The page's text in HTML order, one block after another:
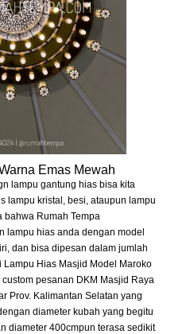
Emas Mewah
lampu gantung hias bisa kita
lampu kristal, besi, ataupun lampu
bahwa Rumah Tempa
lampu hias anda dengan model
dan bisa dipesan dalam jumlah
Hias Masjid Model Maroko
pesanan DKM Masjid Raya
Prov. Kalimantan Selatan yang
diameter kubah yang begitu
diameter 400cmpun terasa sedikit